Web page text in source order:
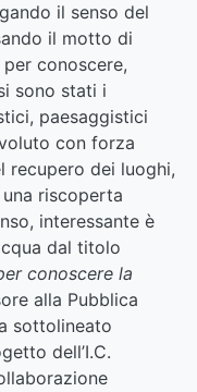
il senso del
il motto di
conoscere,
sono stati i
paesaggistici
con forza
recupero dei luoghi,
riscoperta
interessante è
dal titolo
conoscere la
alla Pubblica
sottolineato
dell’I.C.